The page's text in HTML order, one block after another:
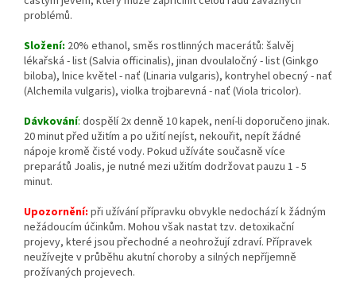
problémů.
Složení: 20% ethanol, směs rostlinných macerátů: šalvěj
lékařská - list (Salvia officinalis), jinan dvoulaločný - list (Ginkgo
biloba), lnice květel - nať (Linaria vulgaris), kontryhel obecný - nať
(Alchemila vulgaris), violka trojbarevná - nať (Viola tricolor).
Dávkování: dospělí 2x denně 10 kapek, není-li doporučeno jinak.
20 minut před užitím a po užití nejíst, nekouřit, nepít žádné
nápoje kromě čisté vody. Pokud užíváte současně více
preparátů Joalis, je nutné mezi užitím dodržovat pauzu 1 - 5
minut.
Upozornění: při užívání přípravku obvykle nedochází k žádným
nežádoucím účinkům. Mohou však nastat tzv. detoxikační
projevy, které jsou přechodné a neohrožují zdraví. Přípravek
neužívejte v průběhu akutní choroby a silných nepříjemně
prožívaných projevech.